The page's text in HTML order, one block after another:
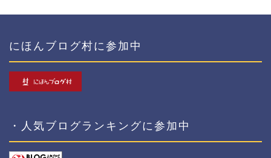
にほんブログ村に参加中
・人気ブログランキングに参加中